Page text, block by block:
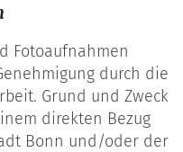
Fotoaufnahmen
durch die
Grund und Zweck
direkten Bezug
Bonn und/oder der